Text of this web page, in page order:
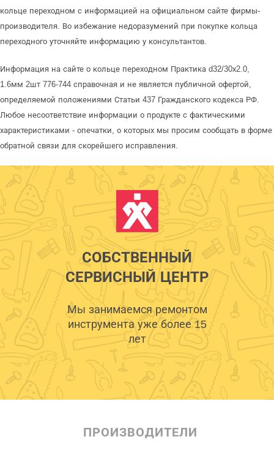
кольце переходном с информацией на официальном сайте фирмы-
производителя. Во избежание недоразумений при покупке кольца
переходного уточняйте информацию у консультантов.
Информация на сайте о кольце переходном Практика d32/30х2.0,
1.6мм 2шт 776-744 справочная и не является публичной офертой,
определяемой положениями Статьи 437 Гражданского кодекса РФ.
Любое несоответствие информации о продукте с фактическими
характеристиками - опечатки, о которых мы просим сообщать в форме
обратной связи для скорейшего исправления.
СОБСТВЕННЫЙ
СЕРВИСНЫЙ ЦЕНТР
Мы занимаемся ремонтом
инструмента уже более 15
лет
ПРОИЗВОДИТЕЛИ